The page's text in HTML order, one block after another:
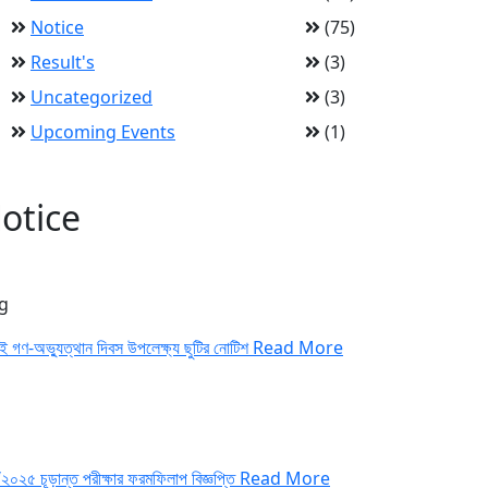
Notice
(75)
Result's
(3)
Uncategorized
(3)
Upcoming Events
(1)
গণ-অভ্যুত্থান দিবস উপলেক্ষ্য ছুটির নোটিশRead More
চূড়ান্ত পরীক্ষার ফরমফিলাপ বিজ্ঞপ্তিRead More